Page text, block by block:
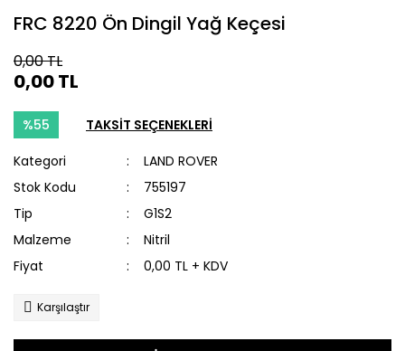
FRC 8220 Ön Dingil Yağ Keçesi
0,00 TL
0,00 TL
%55 TAKSİT SEÇENEKLERİ
Kategori
LAND ROVER
Stok Kodu
755197
Tip
G1S2
Malzeme
Nitril
Fiyat
0,00 TL + KDV
Karşılaştır